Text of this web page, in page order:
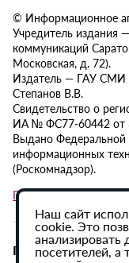
© Информационное
Учредитель издания
коммуникаций
Московская, д. 72).
Издатель — ГАУ СМИ
Степанов В.В.
Свидетельство о
ИА № ФС77-60442 от
Выдано Федеральной
информационных
(Роскомнадзор).
Политика в
При использовании
Наш сайт
cookie. Это
анализировать
посетителей,